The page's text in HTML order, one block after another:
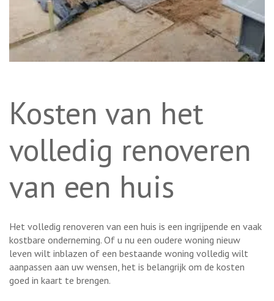
Kosten van het
volledig renoveren
van een huis
Het volledig renoveren van een huis is een ingrijpende en vaak
kostbare onderneming. Of u nu een oudere woning nieuw
leven wilt inblazen of een bestaande woning volledig wilt
aanpassen aan uw wensen, het is belangrijk om de kosten
goed in kaart te brengen.